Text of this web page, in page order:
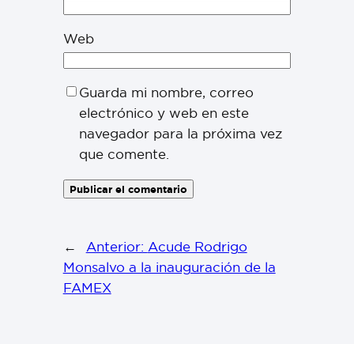
Web
Guarda mi nombre, correo
electrónico y web en este
navegador para la próxima vez
que comente.
← Anterior: Acude Rodrigo
Monsalvo a la inauguración de la
FAMEX